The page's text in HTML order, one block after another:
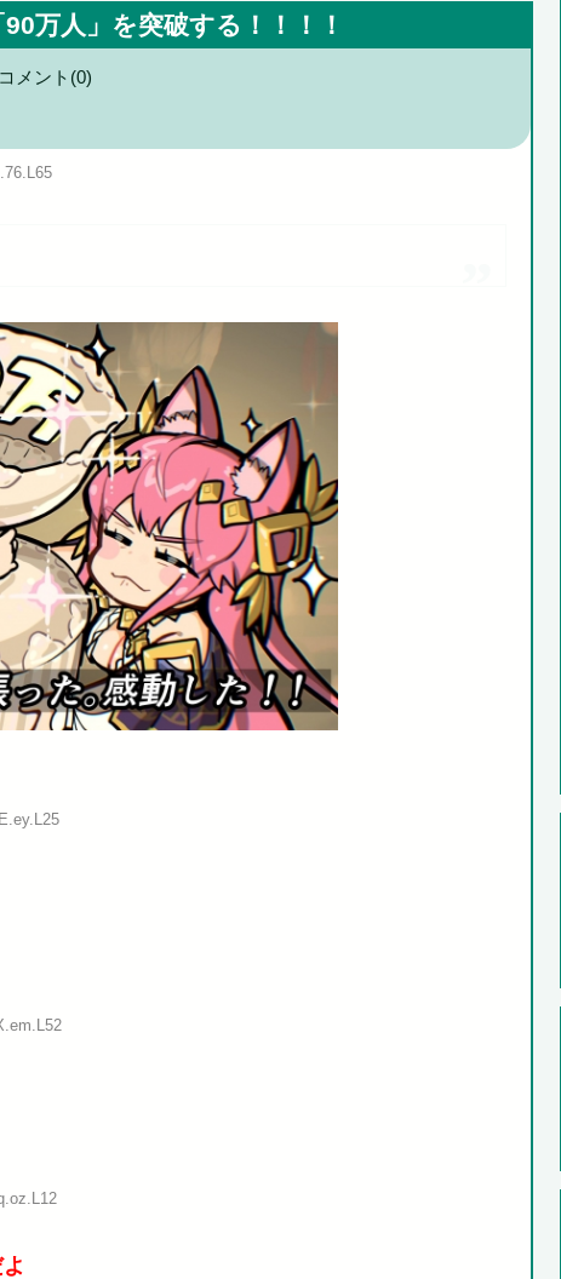
埼玉県...
長し世...
19歳美少女モデル、CMの妖精姿が可愛すぎて見入る人続出
積水ハウス「地面師に55億円騙し取られた…」 ワイ「はえーか...
万人」を突破する！！！！
コメント(0)